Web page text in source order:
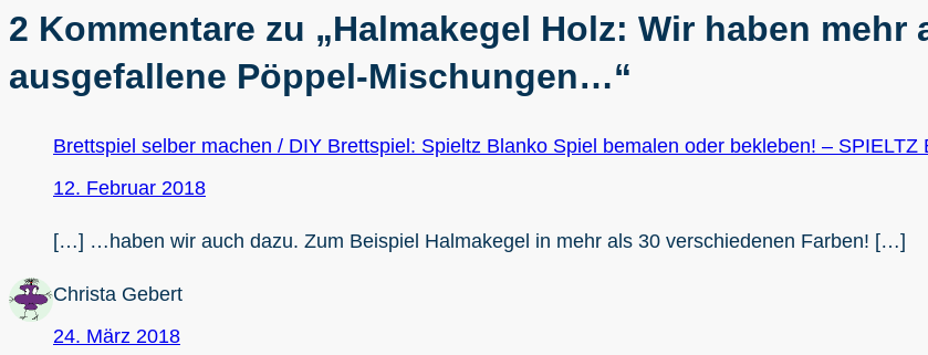
2 Kommentare zu „Halmakegel Holz: Wir haben mehr
ausgefallene Pöppel-Mischungen…“
Brettspiel selber machen / DIY Brettspiel: Spieltz Blanko Spiel bemalen oder bekleben! – SPIELTZ
12. Februar 2018
[…] …haben wir auch dazu. Zum Beispiel Halmakegel in mehr als 30 verschiedenen Farben! […]
Christa Gebert
24. März 2018